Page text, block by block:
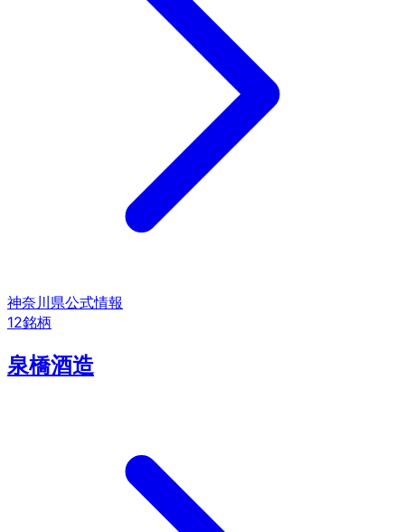
神奈川県公式情報
12銘柄
泉橋酒造